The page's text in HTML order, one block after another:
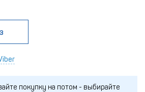
покупку на потом - выбирайте